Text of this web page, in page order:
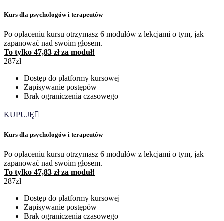
Kurs dla psychologów i terapeutów
Po opłaceniu kursu otrzymasz 6 modułów z lekcjami o tym, jak
zapanować nad swoim głosem.
To tylko 47,83 zł za moduł!
287zł
Dostęp do platformy kursowej
Zapisywanie postępów
Brak ograniczenia czasowego
KUPUJĘ
Kurs dla psychologów i terapeutów
Po opłaceniu kursu otrzymasz 6 modułów z lekcjami o tym, jak
zapanować nad swoim głosem.
To tylko 47,83 zł za moduł!
287zł
Dostęp do platformy kursowej
Zapisywanie postępów
Brak ograniczenia czasowego